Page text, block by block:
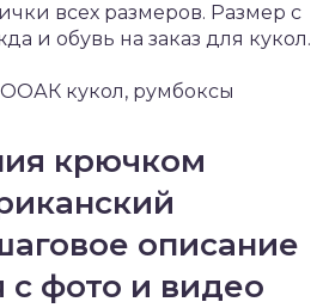
всех размеров. Размер с
и обувь на заказ для кукол.
ООАК кукол, румбоксы
крючком
описание
с фото и видео